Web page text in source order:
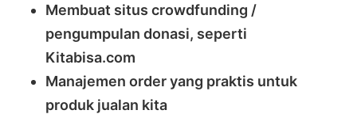
Membuat situs crowdfunding /
pengumpulan donasi, seperti
Kitabisa.com
Manajemen order yang praktis untuk
produk jualan kita